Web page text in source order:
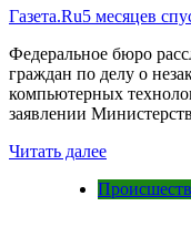
Газета.Ru5 месяцев
Федеральное бюро
граждан по делу о
компьютерных
заявлении
Читать далее